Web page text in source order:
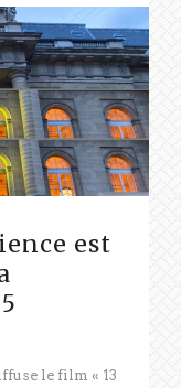
est
le film « 13